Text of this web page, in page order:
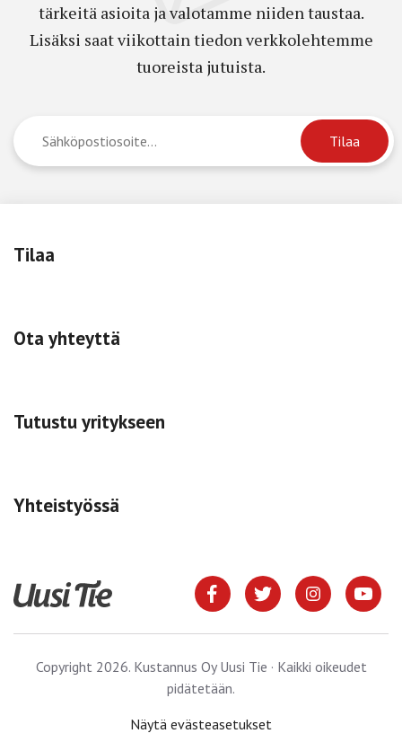
tärkeitä asioita ja valotamme niiden taustaa.
Lisäksi saat viikottain tiedon verkkolehtemme
tuoreista jutuista.
Tilaa
Ota yhteyttä
Tutustu yritykseen
Yhteistyössä
Copyright 2026. Kustannus Oy Uusi Tie · Kaikki oikeudet
pidätetään.
Näytä evästeasetukset